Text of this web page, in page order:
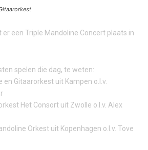
een Triple Mandoline Concert plaats in
spelen die dag, te weten:
en Gitaarorkest uit Kampen o.l.v.
Het Consort uit Zwolle o.l.v. Alex
Orkest uit Kopenhagen o.l.v. Tove